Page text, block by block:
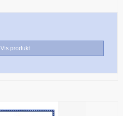
Vis produkt